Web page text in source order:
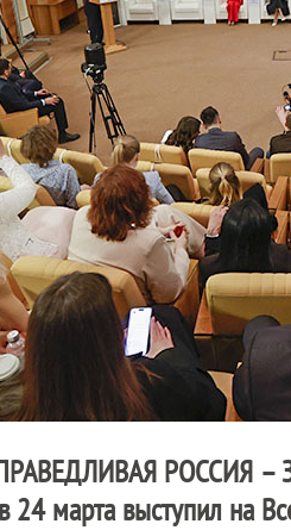
РОССИЯ –
24 марта выступил на